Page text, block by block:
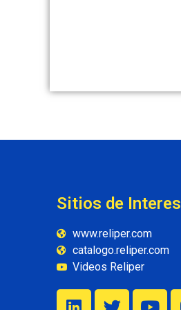
Sitios de Interes
www.reliper.com
catalogo.reliper.com
Videos Reliper